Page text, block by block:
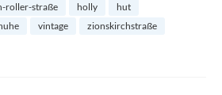
roller-straße holly
hut
vintage zionskirchstraße